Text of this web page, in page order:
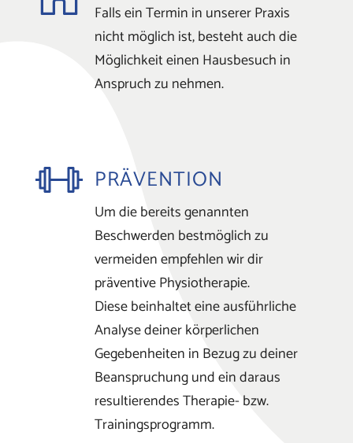
Falls ein Termin in unserer Praxis
nicht möglich ist, besteht auch die
Möglichkeit einen Hausbesuch in
Anspruch zu nehmen.
PRÄVENTION
Um die bereits genannten
Beschwerden bestmöglich zu
vermeiden empfehlen wir dir
präventive Physiotherapie.
Diese beinhaltet eine ausführliche
Analyse deiner körperlichen
Gegebenheiten in Bezug zu deiner
Beanspruchung und ein daraus
resultierendes Therapie- bzw.
Trainingsprogramm.